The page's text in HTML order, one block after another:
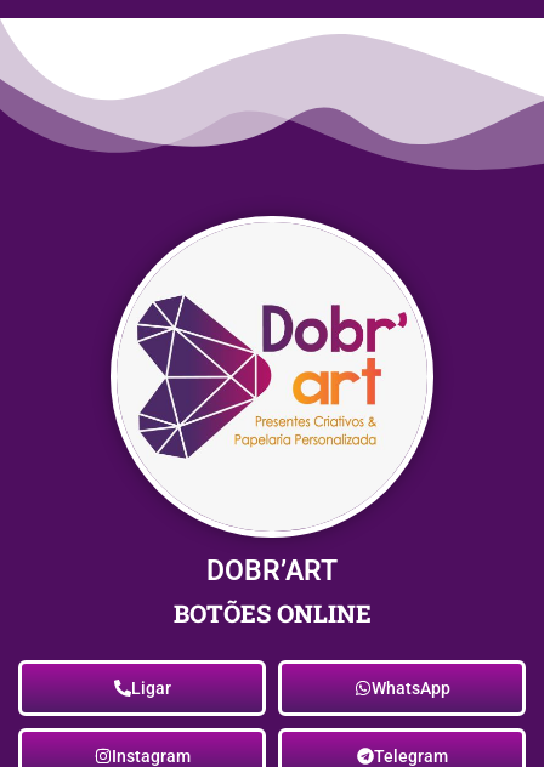
DOBR’ART
BOTÕES ONLINE
Ligar WhatsApp
Instagram Telegram